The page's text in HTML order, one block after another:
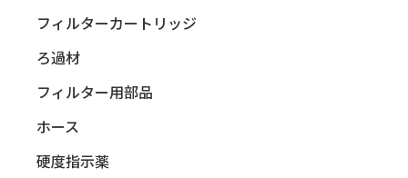
フィルターカートリッジ
ろ過材
フィルター用部品
ホース
硬度指示薬